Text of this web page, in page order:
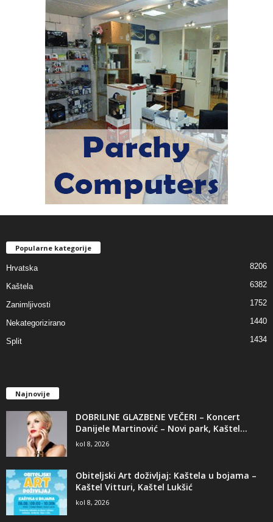
Popularne kategorije
Hrvatska 8206
Kaštela 6382
Zanimljivosti 1752
Nekategorizirano 1440
Split 1434
Najnovije
DOBRILINE GLAZBENE VEČERI – Koncert
Danijele Martinović – Novi park, Kaštel...
kol 8, 2026
Obiteljski Art doživljaj: Kaštela u bojama –
Kaštel Vitturi, Kaštel Lukšić
kol 8, 2026